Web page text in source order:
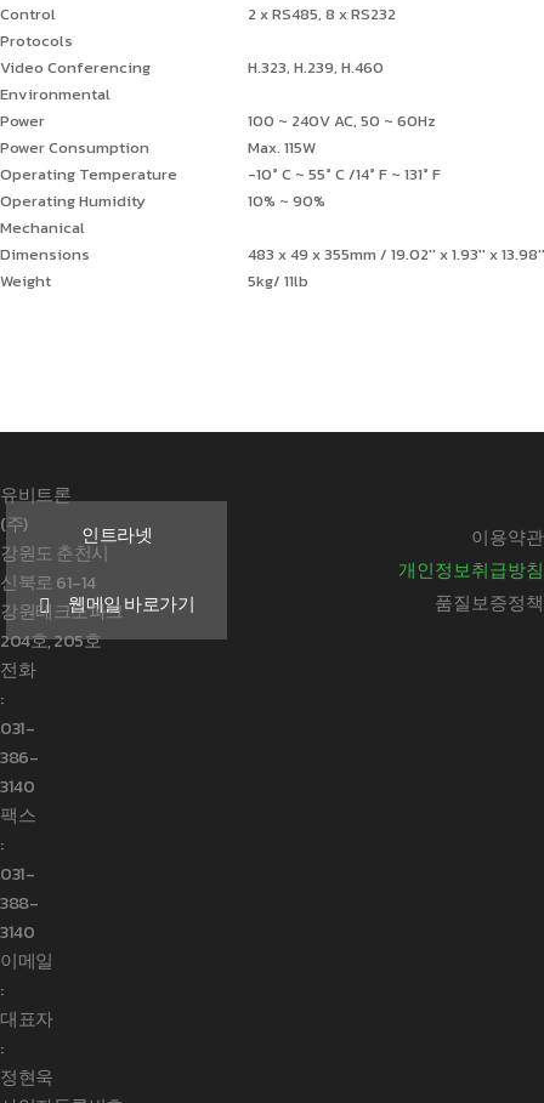
Control
2 x RS485, 8 x RS232
Protocols
Video Conferencing
H.323, H.239, H.460
Environmental
Power
100 ~ 240V AC, 50 ~ 60Hz
Power Consumption
Max. 115W
Operating Temperature
-10° C ~ 55° C /14° F ~ 131° F
Operating Humidity
10% ~ 90%
Mechanical
Dimensions
483 x 49 x 355mm / 19.02'' x 1.93'' x 13.98''
Weight
5kg/ 11lb
인트라넷
웹메일 바로가기
이용약관
개인정보취급방침
품질보증정책
유비트론
(주)
강원도 춘천시
신북로 61-14
강원테크노파크
204호, 205호
전화
:
031-
386-
3140
팩스
:
031-
388-
3140
이메일
:
대표자
:
정현욱